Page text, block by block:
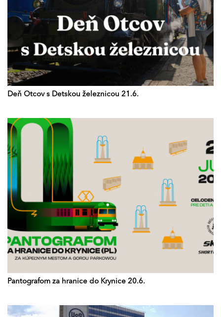
Deň Otcov s Detskou železnicou 21.6.
Pantografom za hranice do Krynice 20.6.